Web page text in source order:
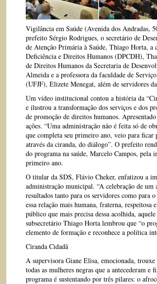
Vigilância em Saúde (Avenida dos Andradas,
prefeito Sérgio Rodrigues, o secretário de
de Atenção Primária à Saúde, Thiago Horta, a
Deficiência e Direitos Humanos (DPCDH),
de Direitos Humanos da Secretaria de
Almeida e a professora da faculdade de
(UFJF), Elizete Menegat, além de servidores
Um vídeo institucional contou a história da
e ilustrou a transformação dos serviços e dos
de promoção de direitos humanos.
ações. “Uma administração não é feita só de
que completa seu primeiro ano, veio para
através da ciranda, do diálogo”. O prefeito
do programa na saúde, Marcelo Campos, pela
primeiro ano.
O titular da SDS, Flávio Cheker, enfatizou a
administração municipal. “A celebração de
resultados tanto para os servidores como para
essa relação mais humana, fraterna,
público que mais precisa dessa acolhida,
subsecretário Thiago Horta lembrou que “o
elemento de formação e reconhece a política
Ciranda Cidadã
A supervisora Giane Elisa, emocionada,
todas as mulheres negras que a antecederam
programa é sustentando por três pilares: o